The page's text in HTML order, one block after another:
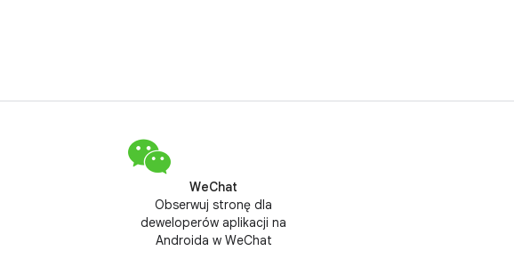
WeChat
Obserwuj stronę dla
deweloperów aplikacji na
Androida w WeChat